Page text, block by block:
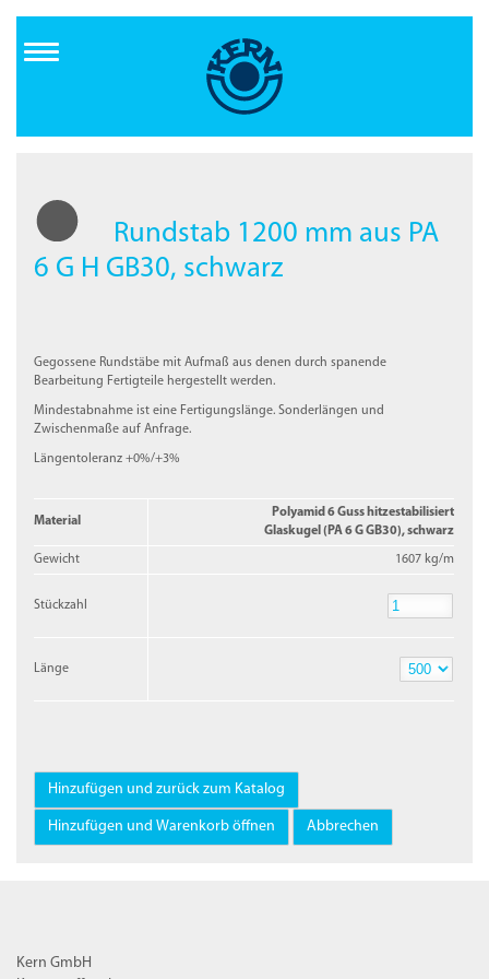
Inhalt
Rundstab 1200 mm aus PA
6 G H GB30, schwarz
Gegossene Rundstäbe mit Aufmaß aus denen durch spanende
Bearbeitung Fertigteile hergestellt werden.
Mindestabnahme ist eine Fertigungslänge. Sonderlängen und
Zwischenmaße auf Anfrage.
Längentoleranz +0%/+3%
Material
Polyamid 6 Guss hitzestabilisiert
Glaskugel (PA 6 G GB30), schwarz
Gewicht 1607 kg/m
Stückzahl
Länge
Kern GmbH